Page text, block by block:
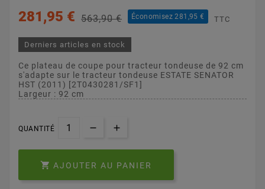
281,95 € 563,90 € Économisez 281,95 € TTC
Derniers articles en stock
Ce plateau de coupe pour tracteur tondeuse de 92 cm
s'adapte sur le tracteur tondeuse ESTATE SENATOR
HST (2011) [2T0430281/SF1]
Largeur : 92 cm
QUANTITÉ
 AJOUTER AU PANIER